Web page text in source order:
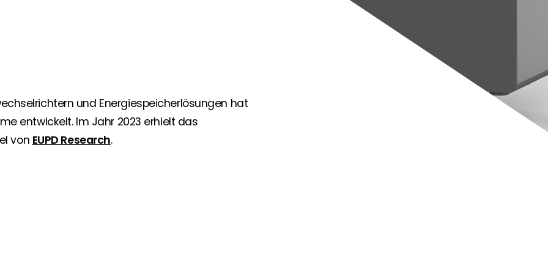
Neuigkeiten von Segen. Hier erfahren Sie es zuerst!
und Energiespeicherlösungen hat
entwickelt. Im Jahr 2023 erhielt das
von EUPD Research.